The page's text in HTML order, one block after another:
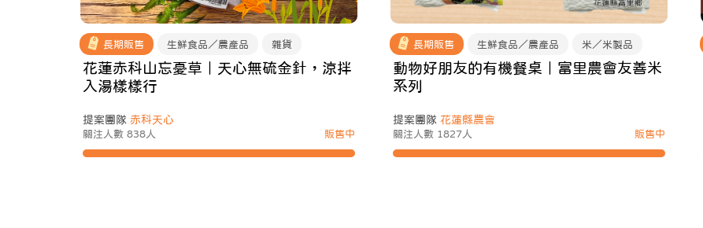
長期販售 生鮮食品／農產品 雜貨
花蓮赤科山忘憂草｜天心無硫金針，涼拌
入湯樣樣行
提案團隊 赤科天心
關注人數 838人 販售中
長期販售 生鮮食品／農產品 米／米製品
動物好朋友的有機餐桌｜富里農會友善米
系列
提案團隊 花蓮縣農會
關注人數 1827人 販售中